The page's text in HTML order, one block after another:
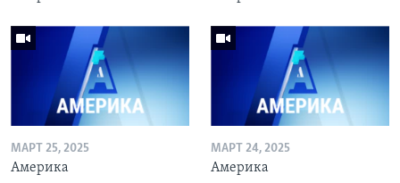
МАРТ 25, 2025
Америка
МАРТ 24, 2025
Америка